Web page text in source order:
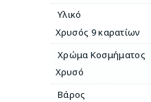
Υλικό
Χρυσός 9 καρατίων
Χρώμα Κοσμήματος
Χρυσό
Βάρος